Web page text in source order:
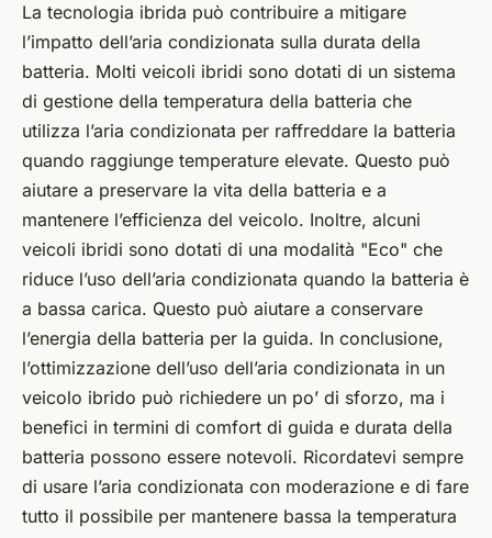
La tecnologia ibrida può contribuire a mitigare
l’impatto dell’aria condizionata sulla durata della
batteria. Molti veicoli ibridi sono dotati di un sistema
di gestione della temperatura della batteria che
utilizza l’aria condizionata per raffreddare la batteria
quando raggiunge temperature elevate. Questo può
aiutare a preservare la vita della batteria e a
mantenere l’efficienza del veicolo. Inoltre, alcuni
veicoli ibridi sono dotati di una modalità "Eco" che
riduce l’uso dell’aria condizionata quando la batteria è
a bassa carica. Questo può aiutare a conservare
l’energia della batteria per la guida. In conclusione,
l’ottimizzazione dell’uso dell’aria condizionata in un
veicolo ibrido può richiedere un po’ di sforzo, ma i
benefici in termini di comfort di guida e durata della
batteria possono essere notevoli. Ricordatevi sempre
di usare l’aria condizionata con moderazione e di fare
tutto il possibile per mantenere bassa la temperatura